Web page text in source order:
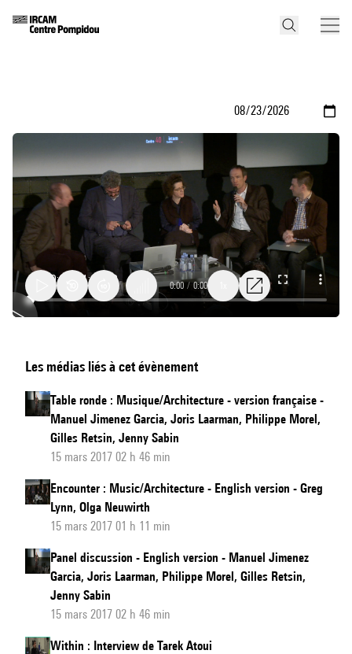
:
Musique/Architecture
-
version
française
0:00 / 0:00
Les médias liés à cet évènement
Table ronde : Musique/Architecture - version française -
Manuel Jimenez Garcia, Joris Laarman, Philippe Morel,
Gilles Retsin, Jenny Sabin
15 mars 2017 02 h 46 min
Encounter : Music/Architecture - English version - Greg
Lynn, Olga Neuwirth
15 mars 2017 01 h 11 min
Panel discussion - English version - Manuel Jimenez
Garcia, Joris Laarman, Philippe Morel, Gilles Retsin,
Jenny Sabin
15 mars 2017 02 h 46 min
Within : Interview de Tarek Atoui